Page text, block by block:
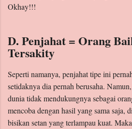
Okhay!!!
D. Penjahat = Orang
Tersakity
Seperti namanya, penjahat tipe ini
setidaknya dia pernah berusaha.
dunia tidak mendukungnya sebagai
mencoba dengan hasil yang sama saja,
bisikan setan yang terlampau kuat.